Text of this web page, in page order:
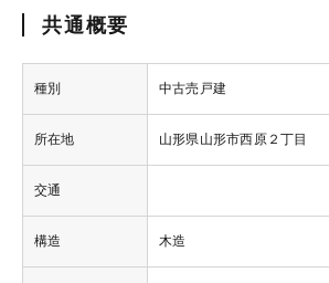
共通概要
種別 中古売戸建
所在地 山形県山形市西原２丁目
交通
構造 木造